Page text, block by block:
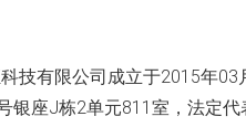
技有限公司成立于2015年03
银座J栋2单元811室，法定